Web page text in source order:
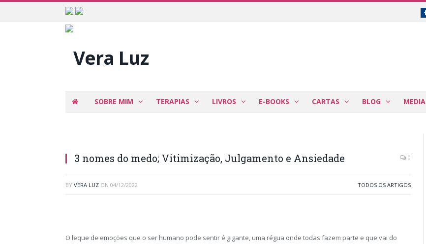
SOBRE MIM TERAPIAS LIVROS E-BOOKS CARTAS BLOG MEDIA
3 nomes do medo; Vitimização, Julgamento e Ansiedade 0
BY VERA LUZ ON 04/12/2022 TODOS OS ARTIGOS
O leque de emoções que o ser humano pode sentir é gigante, uma régua onde todas fazem parte e que vai do